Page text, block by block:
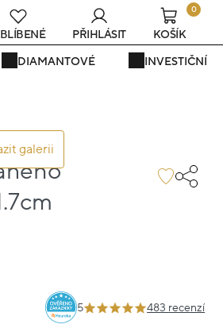
DIAMANTOVÉ INVESTIČNÍ
PŘIHLÁSIT
0
KOŠÍK
galerii
5 483 recenzí